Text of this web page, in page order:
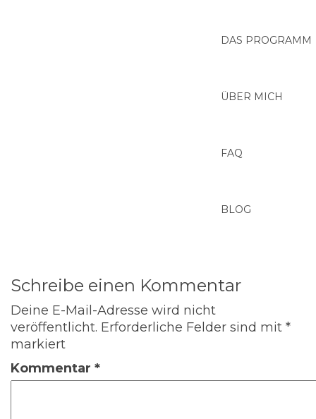
DAS PROGRAMM
ÜBER MICH
FAQ
BLOG
Schreibe einen Kommentar
Deine E-Mail-Adresse wird nicht
veröffentlicht. Erforderliche Felder sind mit *
markiert
Kommentar *